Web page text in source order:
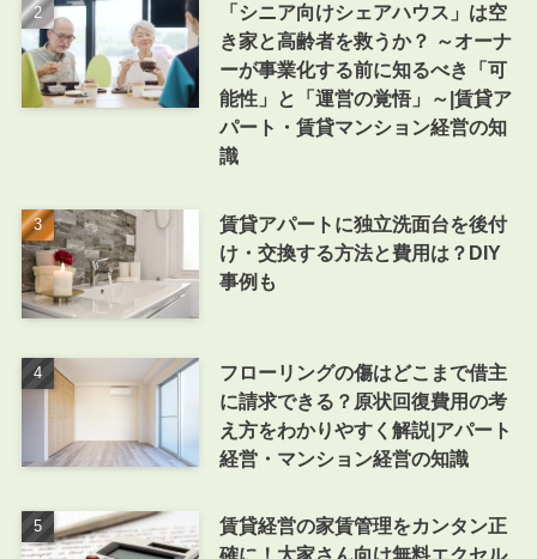
「シニア向けシェアハウス」は空
き家と高齢者を救うか？ ～オーナ
ーが事業化する前に知るべき「可
能性」と「運営の覚悟」～|賃貸ア
パート・賃貸マンション経営の知
識
賃貸アパートに独立洗面台を後付
け・交換する方法と費用は？DIY
事例も
フローリングの傷はどこまで借主
に請求できる？原状回復費用の考
え方をわかりやすく解説|アパート
経営・マンション経営の知識
賃貸経営の家賃管理をカンタン正
確に！大家さん向け無料エクセル